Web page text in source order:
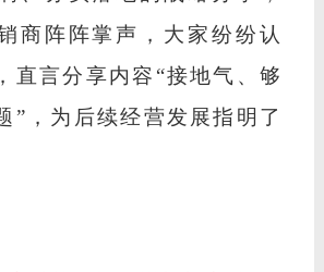
重磅终端扶持福利，涵盖
下派、供货价格直减等实
持，叠加智能仓储、智能
涂全链条智造升级，通过